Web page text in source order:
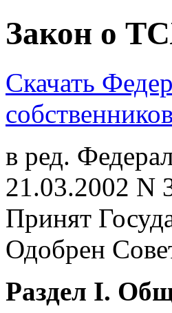
Закон о
Скачать
в ред.
21.03.2002 N
Принят
Одобрен
Раздел I.